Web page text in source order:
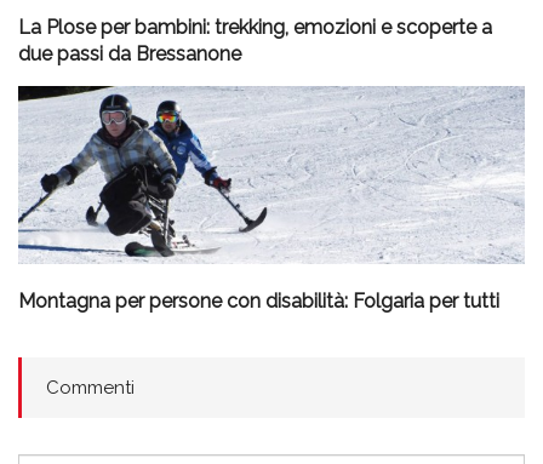
La Plose per bambini: trekking, emozioni e scoperte a
due passi da Bressanone
Montagna per persone con disabilità: Folgaria per tutti
Commenti